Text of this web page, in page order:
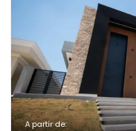
A partir de: